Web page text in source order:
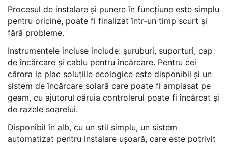
Procesul de instalare și punere în funcțiune este simplu
pentru oricine, poate fi finalizat într-un timp scurt și
fără probleme.
Instrumentele incluse include: șuruburi, suporturi, cap
de încărcare și cablu pentru încărcare. Pentru cei
cărora le plac soluțiile ecologice este disponibil și un
sistem de încărcare solară care poate fi amplasat pe
geam, cu ajutorul căruia controlerul poate fi încărcat și
de razele soarelui.
Disponibil în alb, cu un stil simplu, un sistem
automatizat pentru instalare ușoară, care este potrivit